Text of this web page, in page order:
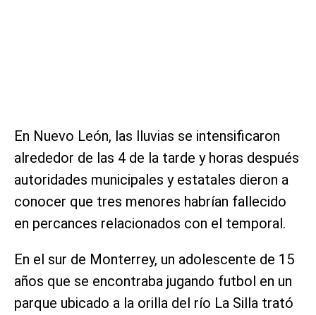
En Nuevo León, las lluvias se intensificaron
alrededor de las 4 de la tarde y horas después
autoridades municipales y estatales dieron a
conocer que tres menores habrían fallecido
en percances relacionados con el temporal.
En el sur de Monterrey, un adolescente de 15
años que se encontraba jugando futbol en un
parque ubicado a la orilla del río La Silla trató